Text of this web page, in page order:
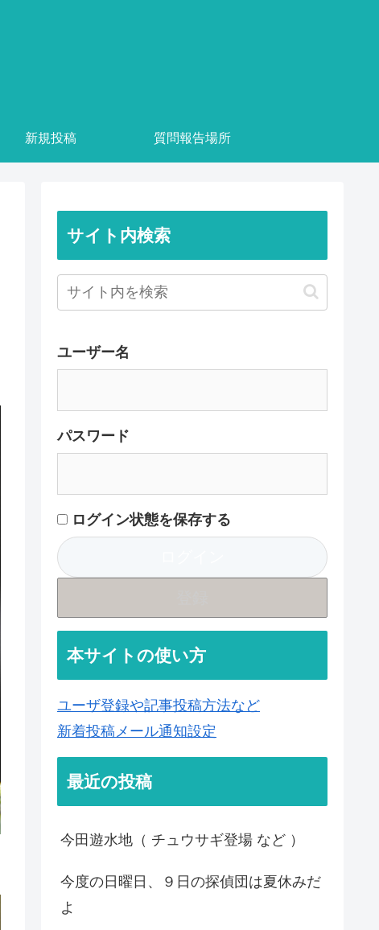
新規投稿 質問報告場所
サイト内検索
ユーザー名
パスワード
ログイン状態を保存する
本サイトの使い方
ユーザ登録や記事投稿方法など
新着投稿メール通知設定
最近の投稿
今田遊水地（ チュウサギ登場 など ）
今度の日曜日、９日の探偵団は夏休みだ
よ